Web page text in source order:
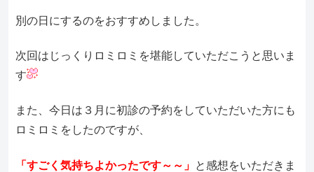
別の日にするのをおすすめしました。
次回はじっくりロミロミを堪能していただこうと思いま
す
また、今日は３月に初診の予約をしていただいた方にも
ロミロミをしたのですが、
「すごく気持ちよかったです～～」 と感想をいただきま